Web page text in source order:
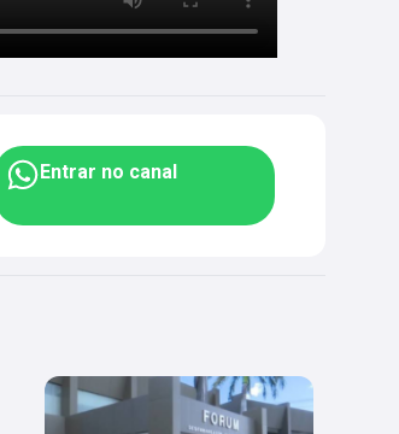
Entrar no canal